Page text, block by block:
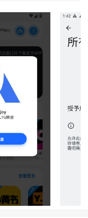
签体系，用户
寻找目标软件
各类应用，也
戏，全面覆盖